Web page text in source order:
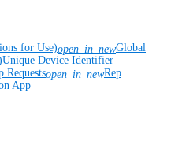
for Use)open_in_newGlobal
Unique Device Identifier
Requestsopen_in_newRep
App